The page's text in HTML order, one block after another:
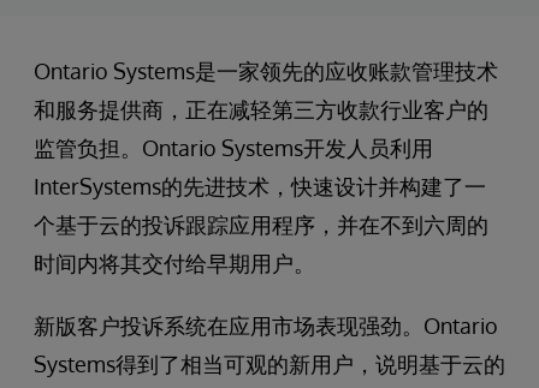
Ontario Systems是一家领先的应收账款管理技术
和服务提供商，正在减轻第三方收款行业客户的
监管负担。Ontario Systems开发人员利用
InterSystems的先进技术，快速设计并构建了一
个基于云的投诉跟踪应用程序，并在不到六周的
时间内将其交付给早期用户。
新版客户投诉系统在应用市场表现强劲。Ontario
Systems得到了相当可观的新用户，说明基于云的